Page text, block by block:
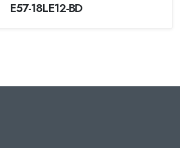
E57-18LE12-BD